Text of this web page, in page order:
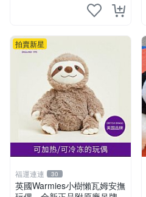
拍賣新星
福運連連 30
英國Warmies小樹懶瓦姆安撫